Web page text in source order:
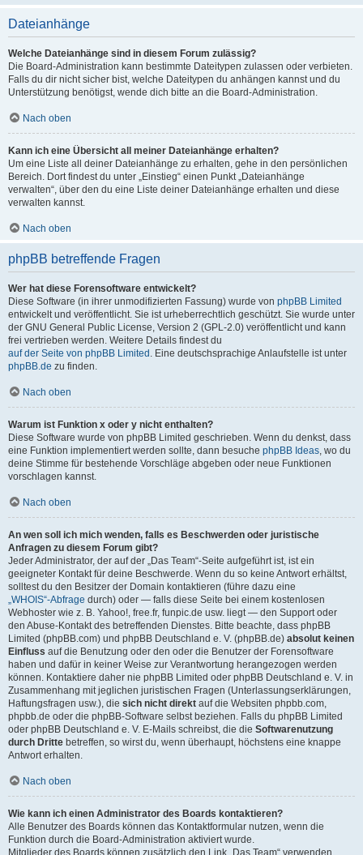
Dateianhänge
Welche Dateianhänge sind in diesem Forum zulässig?
Die Board-Administration kann bestimmte Dateitypen zulassen oder verbieten.
Falls du dir nicht sicher bist, welche Dateitypen du anhängen kannst und du
Unterstützung benötigst, wende dich bitte an die Board-Administration.
Nach oben
Kann ich eine Übersicht all meiner Dateianhänge erhalten?
Um eine Liste all deiner Dateianhänge zu erhalten, gehe in den persönlichen
Bereich. Dort findest du unter „Einstieg“ einen Punkt „Dateianhänge
verwalten“, über den du eine Liste deiner Dateianhänge erhalten und diese
verwalten kannst.
Nach oben
phpBB betreffende Fragen
Wer hat diese Forensoftware entwickelt?
Diese Software (in ihrer unmodifizierten Fassung) wurde von phpBB Limited
entwickelt und veröffentlicht. Sie ist urheberrechtlich geschützt. Sie wurde unter
der GNU General Public License, Version 2 (GPL-2.0) veröffentlicht und kann
frei vertrieben werden. Weitere Details findest du
auf der Seite von phpBB Limited . Eine deutschsprachige Anlaufstelle ist unter
phpBB.de zu finden.
Nach oben
Warum ist Funktion x oder y nicht enthalten?
Diese Software wurde von phpBB Limited geschrieben. Wenn du denkst, dass
eine Funktion implementiert werden sollte, dann besuche phpBB Ideas, wo du
deine Stimme für bestehende Vorschläge abgeben oder neue Funktionen
vorschlagen kannst.
Nach oben
An wen soll ich mich wenden, falls es Beschwerden oder juristische
Anfragen zu diesem Forum gibt?
Jeder Administrator, der auf der „Das Team“-Seite aufgeführt ist, ist ein
geeigneter Kontakt für deine Beschwerde. Wenn du so keine Antwort erhältst,
solltest du den Besitzer der Domain kontaktieren (führe dazu eine
„WHOIS“-Abfrage durch) oder — falls diese Seite bei einem kostenlosen
Webhoster wie z. B. Yahoo!, free.fr, funpic.de usw. liegt — den Support oder
den Abuse-Kontakt des betreffenden Dienstes. Bitte beachte, dass phpBB
Limited (phpBB.com) und phpBB Deutschland e. V. (phpBB.de) absolut keinen
Einfluss auf die Benutzung oder den oder die Benutzer der Forensoftware
haben und dafür in keiner Weise zur Verantwortung herangezogen werden
können. Kontaktiere daher nie phpBB Limited oder phpBB Deutschland e. V. in
Zusammenhang mit jeglichen juristischen Fragen (Unterlassungserklärungen,
Haftungsfragen usw.), die sich nicht direkt auf die Websiten phpbb.com,
phpbb.de oder die phpBB-Software selbst beziehen. Falls du phpBB Limited
oder phpBB Deutschland e. V. E-Mails schreibst, die die Softwarenutzung
durch Dritte betreffen, so wirst du, wenn überhaupt, höchstens eine knappe
Antwort erhalten.
Nach oben
Wie kann ich einen Administrator des Boards kontaktieren?
Alle Benutzer des Boards können das Kontaktformular nutzen, wenn die
Funktion durch die Board-Administration aktiviert wurde.
Mitglieder des Boards können zusätzlich den Link „Das Team“ verwenden.